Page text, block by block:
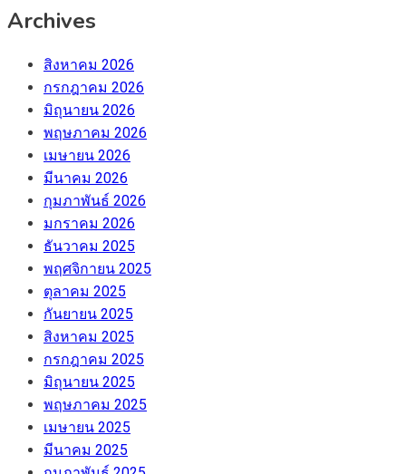
Archives
สิงหาคม 2026
กรกฎาคม 2026
มิถุนายน 2026
พฤษภาคม 2026
เมษายน 2026
มีนาคม 2026
กุมภาพันธ์ 2026
มกราคม 2026
ธันวาคม 2025
พฤศจิกายน 2025
ตุลาคม 2025
กันยายน 2025
สิงหาคม 2025
กรกฎาคม 2025
มิถุนายน 2025
พฤษภาคม 2025
เมษายน 2025
มีนาคม 2025